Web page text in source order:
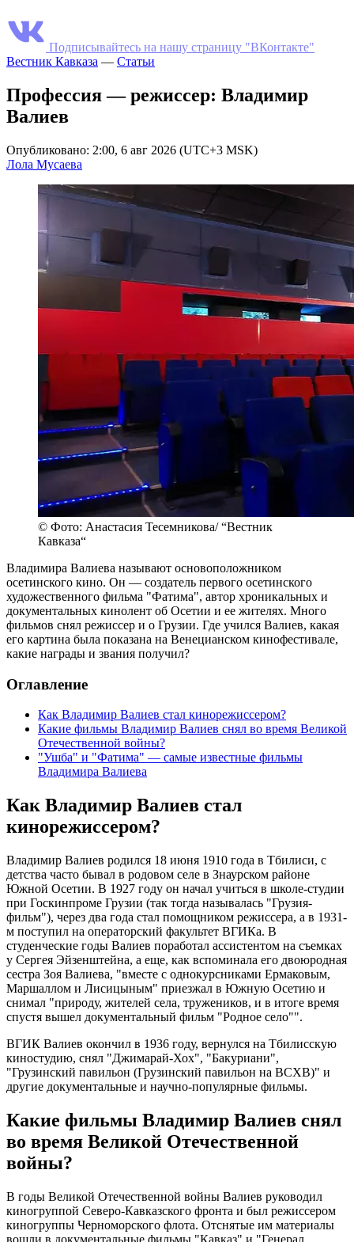
Подписывайтесь на нашу страницу "ВКонтакте"
Вестник Кавказа — Статьи
Профессия — режиссер: Владимир
Валиев
Опубликовано: 2:00, 6 авг 2026 (UTC+3 MSK)
Лола Мусаева
© Фото: Анастасия Тесемникова/ “Вестник
Кавказа“
Владимира Валиева называют основоположником
осетинского кино. Он — создатель первого осетинского
художественного фильма "Фатима", автор хроникальных и
документальных кинолент об Осетии и ее жителях. Много
фильмов снял режиссер и о Грузии. Где учился Валиев, какая
его картина была показана на Венецианском кинофестивале,
какие награды и звания получил?
Оглавление
Как Владимир Валиев стал кинорежиссером?
Какие фильмы Владимир Валиев снял во время Великой
Отечественной войны?
"Ушба" и "Фатима" — самые известные фильмы
Владимира Валиева
Как Владимир Валиев стал
кинорежиссером?
Владимир Валиев родился 18 июня 1910 года в Тбилиси, с
детства часто бывал в родовом селе в Знаурском районе
Южной Осетии. В 1927 году он начал учиться в школе-студии
при Госкинпроме Грузии (так тогда называлась "Грузия-
фильм"), через два года стал помощником режиссера, а в 1931-
м поступил на операторский факультет ВГИКа. В
студенческие годы Валиев поработал ассистентом на съемках
у Сергея Эйзенштейна, а еще, как вспоминала его двоюродная
сестра Зоя Валиева, "вместе с однокурсниками Ермаковым,
Маршаллом и Лисицыным" приезжал в Южную Осетию и
снимал "природу, жителей села, тружеников, и в итоге время
спустя вышел документальный фильм "Родное село"".
ВГИК Валиев окончил в 1936 году, вернулся на Тбилисскую
киностудию, снял "Джимарай-Хох", "Бакуриани",
"Грузинский павильон (Грузинский павильон на ВСХВ)" и
другие документальные и научно-популярные фильмы.
Какие фильмы Владимир Валиев снял
во время Великой Отечественной
войны?
В годы Великой Отечественной войны Валиев руководил
киногруппой Северо-Кавказского фронта и был режиссером
киногруппы Черноморского флота. Отснятые им материалы
вошли в документальные фильмы "Кавказ" и "Генерал